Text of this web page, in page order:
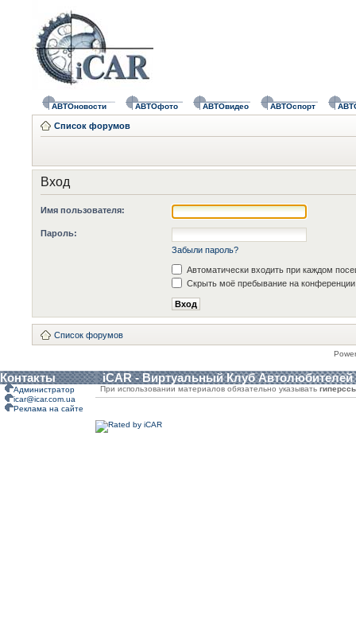
АВТОновости АВТОфото АВТОвидео АВТОспорт
Список форумов
Вход
Имя пользователя:
Пароль:
Забыли пароль?
Автоматически входить при каждом
Скрыть моё пребывание на конференции
Список форумов
Контакты iCAR - Виртуальный Клуб Автолюбителей
Администратор
icar@icar.com.ua
Реклама на сайте
При использовании материалов обязательно указывать